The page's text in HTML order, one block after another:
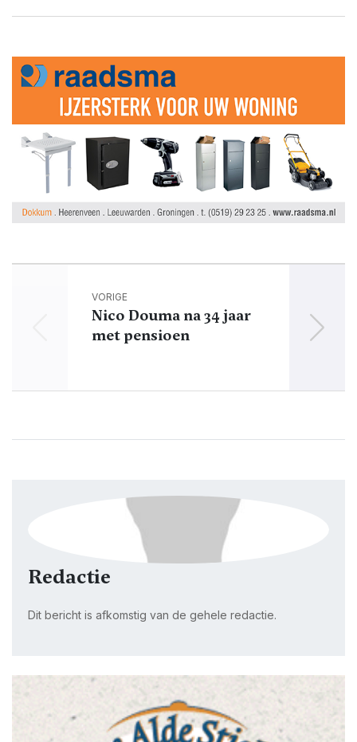
VORIGE
Nico Douma na 34 jaar
met pensioen
Redactie
Dit bericht is afkomstig van de gehele redactie.